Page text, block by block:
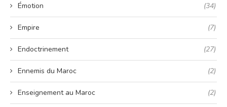
Émotion (34)
Empire (7)
Endoctrinement (27)
Ennemis du Maroc (2)
Enseignement au Maroc (2)